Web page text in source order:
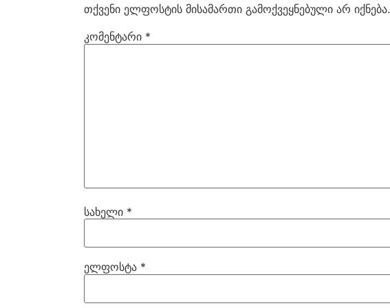
თქვენი ელფოსტის მისამართი გამოქვეყნებული არ იქნება.
კომენტარი *
სახელი *
ელფოსტა *